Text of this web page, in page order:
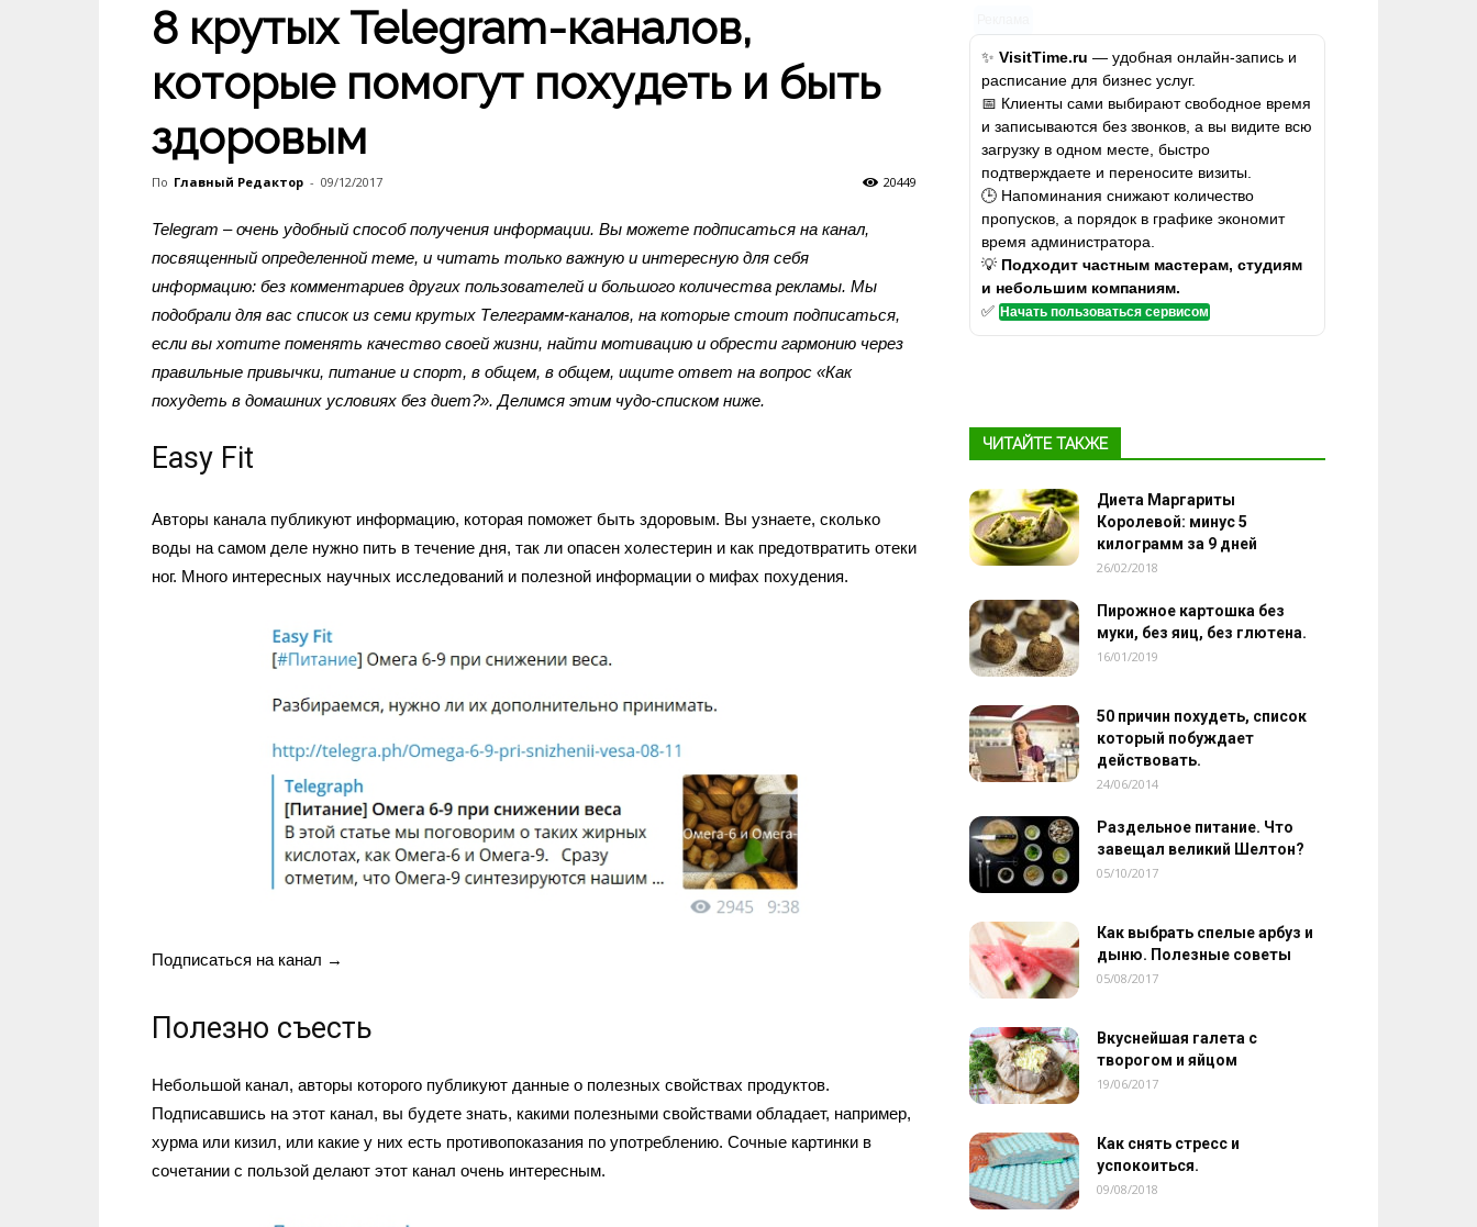
8 крутых Telegram-каналов,
которые помогут похудеть и быть
здоровым
По Главный Редактор - 09/12/2017 20449
Telegram – очень удобный способ получения информации. Вы можете подписаться на канал,
посвященный определенной теме, и читать только важную и интересную для себя
информацию: без комментариев других пользователей и большого количества рекламы. Мы
подобрали для вас список из семи крутых Телеграмм-каналов, на которые стоит подписаться,
если вы хотите поменять качество своей жизни, найти мотивацию и обрести гармонию через
правильные привычки, питание и спорт, в общем, в общем, ищите ответ на вопрос «Как
похудеть в домашних условиях без диет?». Делимся этим чудо-списком ниже.
Easy Fit
Авторы канала публикуют информацию, которая поможет быть здоровым. Вы узнаете, сколько
воды на самом деле нужно пить в течение дня, так ли опасен холестерин и как предотвратить отеки
ног. Много интересных научных исследований и полезной информации о мифах похудения.
Подписаться на канал →
Полезно съесть
Небольшой канал, авторы которого публикуют данные о полезных свойствах продуктов.
Подписавшись на этот канал, вы будете знать, какими полезными свойствами обладает, например,
хурма или кизил, или какие у них есть противопоказания по употреблению. Сочные картинки в
сочетании с пользой делают этот канал очень интересным.
✨ VisitTime.ru — удобная онлайн-запись и
расписание для бизнес услуг.
📅 Клиенты сами выбирают свободное время
и записываются без звонков, а вы видите всю
загрузку в одном месте, быстро
подтверждаете и переносите визиты.
🕒 Напоминания снижают количество
пропусков, а порядок в графике экономит
время администратора.
💡 Подходит частным мастерам, студиям
и небольшим компаниям.
✅ Начать пользоваться сервисом
ЧИТАЙТЕ ТАКЖЕ
Диета Маргариты
Королевой: минус 5
килограмм за 9 дней
26/02/2018
Пирожное картошка без
муки, без яиц, без глютена.
16/01/2019
50 причин похудеть, список
который побуждает
действовать.
24/06/2014
Раздельное питание. Что
завещал великий Шелтон?
05/10/2017
Как выбрать спелые арбуз и
дыню. Полезные советы
05/08/2017
Вкуснейшая галета с
творогом и яйцом
19/06/2017
Как снять стресс и
успокоиться.
09/08/2018